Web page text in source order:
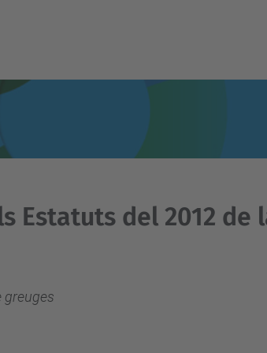
Estatuts del 2012 de
greuges